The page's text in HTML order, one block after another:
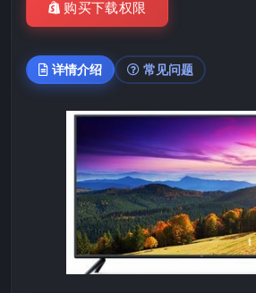
购买下载权限
详情介绍 常见问题